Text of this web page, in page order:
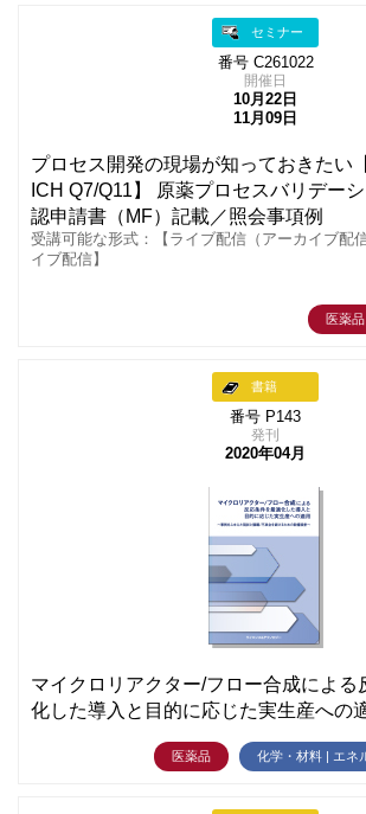
セミナー
番号 C261022
開催日
10月22日
11月09日
プロセス開発の現場が知っておきたい
ICH Q7/Q11】 原薬プロセスバリデー
認申請書（MF）記載／照会事項例
受講可能な形式：【ライブ配信（アーカイブ配
イブ配信】
医薬品
書籍
番号 P143
発刊
2020年04月
マイクロリアクター/フロー合成による
化した導入と目的に応じた実生産への
医薬品 化学・材料 | エネ